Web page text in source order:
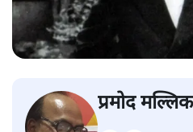
प्रमोद मल्लिक